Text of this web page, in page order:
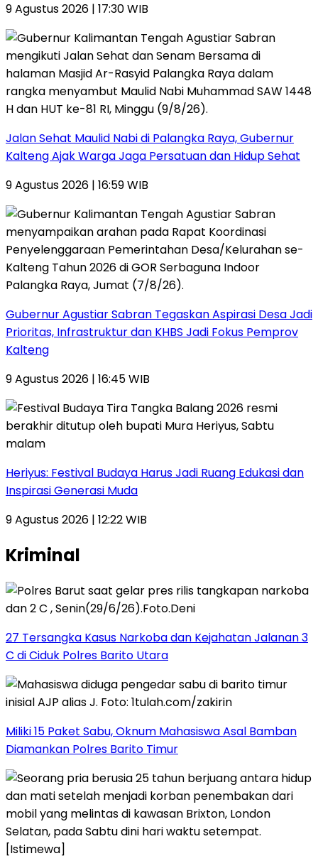
9 Agustus 2026 | 17:30 WIB
Jalan Sehat Maulid Nabi di Palangka Raya, Gubernur
Kalteng Ajak Warga Jaga Persatuan dan Hidup Sehat
9 Agustus 2026 | 16:59 WIB
Gubernur Agustiar Sabran Tegaskan Aspirasi Desa Jadi
Prioritas, Infrastruktur dan KHBS Jadi Fokus Pemprov
Kalteng
9 Agustus 2026 | 16:45 WIB
Heriyus: Festival Budaya Harus Jadi Ruang Edukasi dan
Inspirasi Generasi Muda
9 Agustus 2026 | 12:22 WIB
Kriminal
27 Tersangka Kasus Narkoba dan Kejahatan Jalanan 3
C di Ciduk Polres Barito Utara
Miliki 15 Paket Sabu, Oknum Mahasiswa Asal Bamban
Diamankan Polres Barito Timur